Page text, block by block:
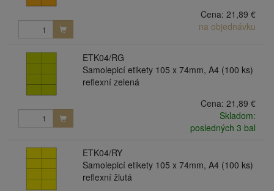
Cena: 21,89 €
na objednávku
ETK04/RG
Samolepicí etikety 105 x 74mm, A4 (100 ks)
reflexní zelená
Cena: 21,89 €
Skladom:
posledných 3 bal
ETK04/RY
Samolepicí etikety 105 x 74mm, A4 (100 ks)
reflexní žlutá